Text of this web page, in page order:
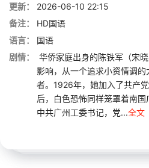
更新：
2026-06-10 22:15
备注：
HD国语
语言：
国语
剧情：
华侨家庭出身的陈铁军（宋
影响，从一个追求小资情调
者。1926年，她加入了共产
后，白色恐怖同样笼罩着南
中共广州工委书记，党...全文